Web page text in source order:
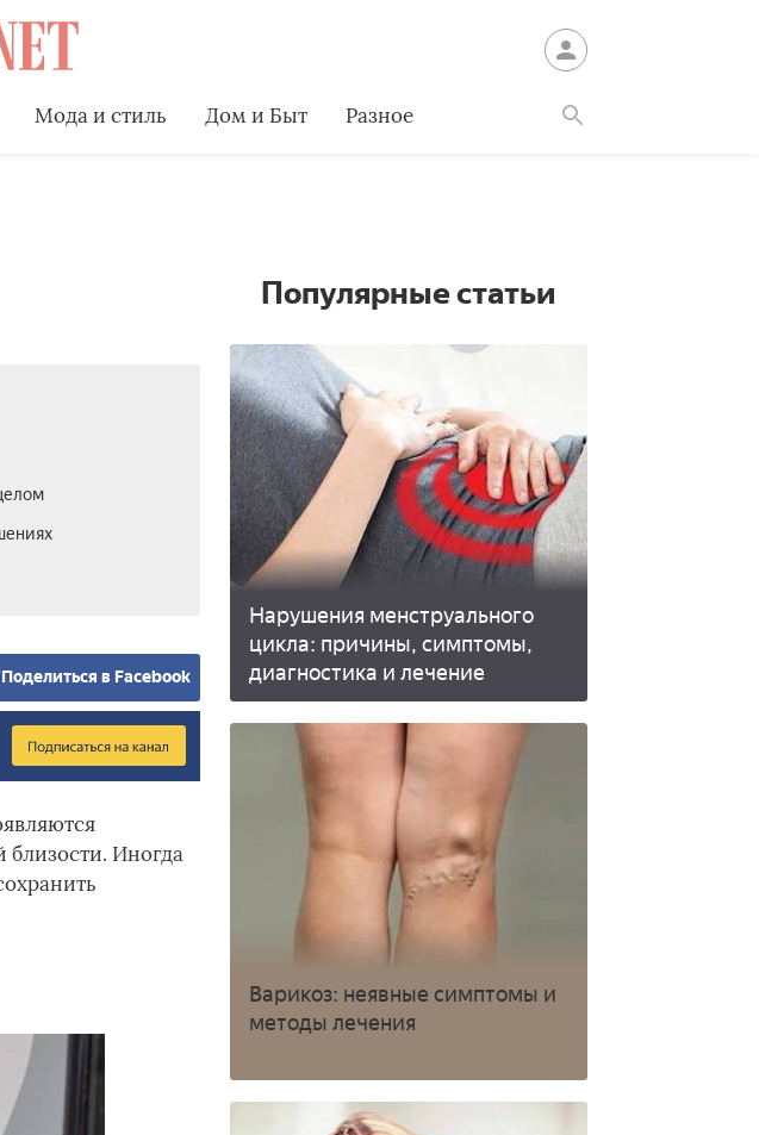
Мода и стиль Дом и Быт Разное
Поделиться в Facebook
близости. Иногда
Популярные статьи
Нарушения менструального
цикла: причины, симптомы,
диагностика и лечение
Варикоз: неявные симптомы и
методы лечения